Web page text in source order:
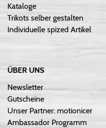
Kataloge
Trikots selber gestalten
Individuelle spized Artikel
ÜBER UNS
Newsletter
Gutscheine
Unser Partner: motionicer
Ambassador Programm